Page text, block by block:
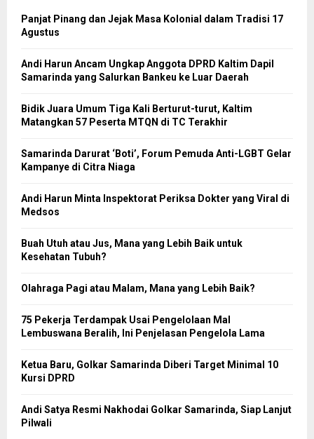
Panjat Pinang dan Jejak Masa Kolonial dalam Tradisi 17
Agustus
Andi Harun Ancam Ungkap Anggota DPRD Kaltim Dapil
Samarinda yang Salurkan Bankeu ke Luar Daerah
Bidik Juara Umum Tiga Kali Berturut-turut, Kaltim
Matangkan 57 Peserta MTQN di TC Terakhir
Samarinda Darurat ‘Boti’, Forum Pemuda Anti-LGBT Gelar
Kampanye di Citra Niaga
Andi Harun Minta Inspektorat Periksa Dokter yang Viral di
Medsos
Buah Utuh atau Jus, Mana yang Lebih Baik untuk
Kesehatan Tubuh?
Olahraga Pagi atau Malam, Mana yang Lebih Baik?
75 Pekerja Terdampak Usai Pengelolaan Mal
Lembuswana Beralih, Ini Penjelasan Pengelola Lama
Ketua Baru, Golkar Samarinda Diberi Target Minimal 10
Kursi DPRD
Andi Satya Resmi Nakhodai Golkar Samarinda, Siap Lanjut
Pilwali